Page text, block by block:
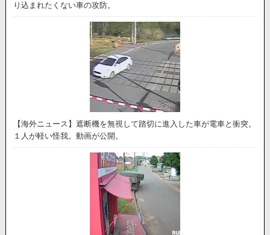
り込まれたくない車の攻防。
【海外ニュース】遮断機を無視して踏切に進入した車が電車と衝突。
１人が軽い怪我。動画が公開。